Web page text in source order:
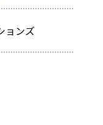
ョンズ